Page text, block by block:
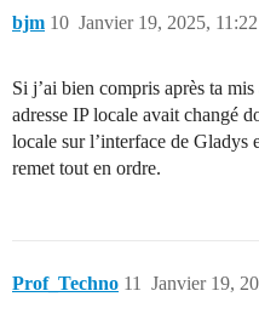
bjm Janvier 19, 2025, 11:22
10
Si j’ai bien compris après ta
adresse IP locale avait changé
locale sur l’interface de Gladys
remet tout en ordre.
Prof_Techno Janvier 19,
11